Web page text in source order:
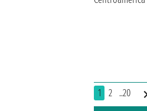
1 2 ..20